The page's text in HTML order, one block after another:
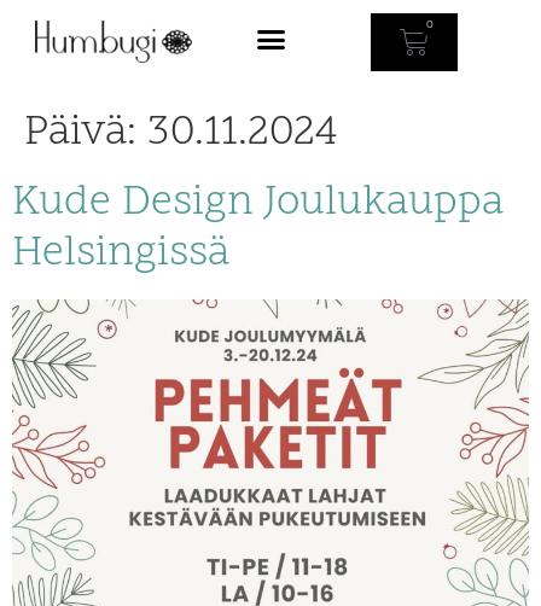
0
Päivä: 30.11.2024
Kude Design Joulukauppa
Helsingissä